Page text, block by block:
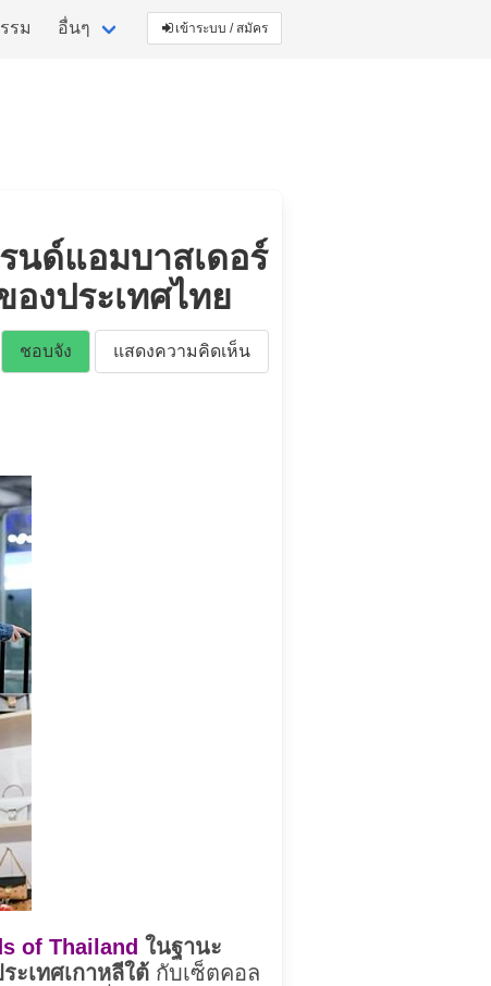
รม อื่นๆ เข้าระบบ / สมัคร
นด์แอมบาสเดอร์
งประเทศไทย
ชอบจัง แสดงความคิดเห็น
of Thailand ในฐานะ
ะเทศเกาหลีใต้ กับเซ็ตคอล